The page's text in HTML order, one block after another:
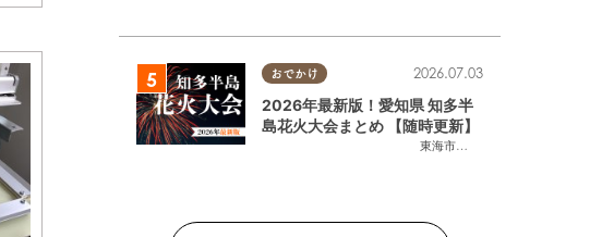
おでかけ
東海市
,大府市
2026.07.03
2026年最新版！愛知県 知多半
島花火大会まとめ 【随時更新】